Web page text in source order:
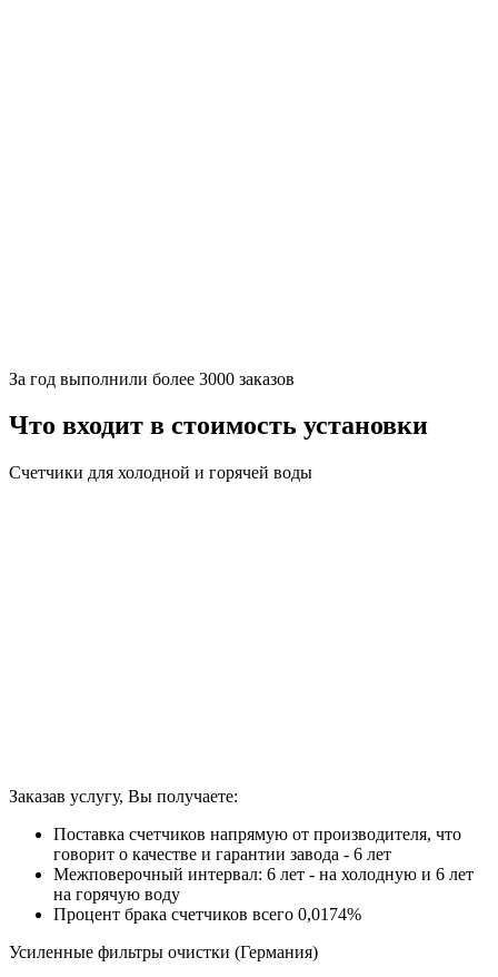
За год выполнили более 3000 заказов
Что входит в стоимость установки
Счетчики для холодной и горячей воды
Заказав услугу, Вы получаете:
Поставка счетчиков напрямую от производителя, что
говорит о качестве и гарантии завода - 6 лет
Межповерочный интервал: 6 лет - на холодную и 6 лет
на горячую воду
Процент брака счетчиков всего 0,0174%
Усиленные фильтры очистки (Германия)